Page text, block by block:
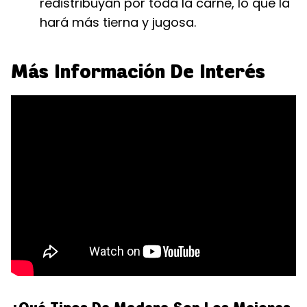
hará más tierna y jugosa.
Más Información De Interés